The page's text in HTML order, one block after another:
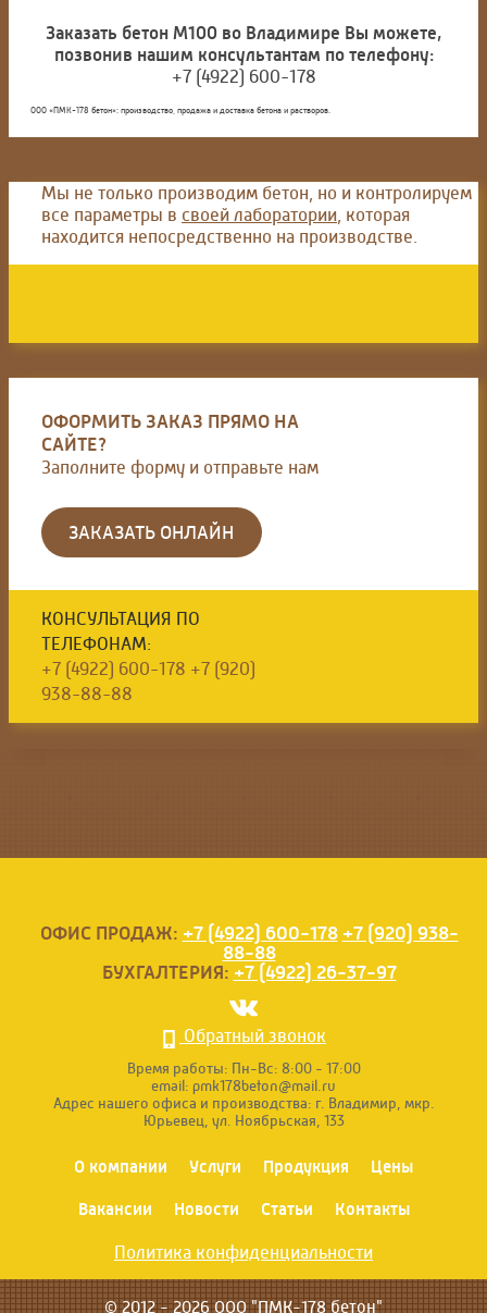
Заказать бетон М100 во Владимире Вы можете,
позвонив нашим консультантам по телефону:
+7 (4922) 600-178
ООО «ПМК-178 бетон»: производство, продажа и доставка бетона и растворов.
Мы не только производим бетон, но и контролируем
все параметры в своей лаборатории , которая
находится непосредственно на производстве.
ОФОРМИТЬ ЗАКАЗ ПРЯМО НА
САЙТЕ?
Заполните форму и отправьте нам
ЗАКАЗАТЬ ОНЛАЙН
КОНСУЛЬТАЦИЯ ПО
ТЕЛЕФОНАМ:
+7 (4922) 600-178 +7 (920)
938-88-88
ОФИС ПРОДАЖ: +7 (4922) 600-178 +7 (920) 938-
88-88
БУХГАЛТЕРИЯ: +7 (4922) 26-37-97
Обратный звонок
Время работы: Пн-Вс: 8:00 - 17:00
email: pmk178beton@mail.ru
Адрес нашего офиса и производства: г. Владимир, мкр.
Юрьевец, ул. Ноябрьская, 133
О компании Услуги Продукция Цены
Вакансии Новости Статьи Контакты
Политика конфиденциальности
© 2012 - 2026 ООО "ПМК-178 бетон"